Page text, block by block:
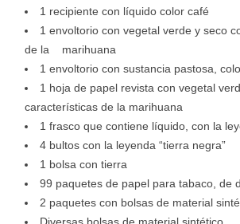
1 recipiente con líquido color café
1 envoltorio con vegetal verde y seco
de la marihuana
1 envoltorio con sustancia pastosa,
1 hoja de papel revista con vegetal
características de la marihuana
1 frasco que contiene líquido, con la
4 bultos con la leyenda “tierra negra”
1 bolsa con tierra
99 paquetes de papel para tabaco, de
2 paquetes con bolsas de material
Diversas bolsas de material sintético